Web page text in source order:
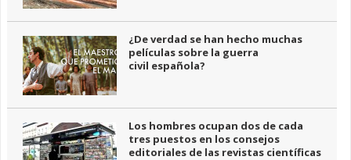
¿De verdad se han hecho muchas
películas sobre la guerra
civil española?
Los hombres ocupan dos de cada
tres puestos en los consejos
editoriales de las revistas científicas